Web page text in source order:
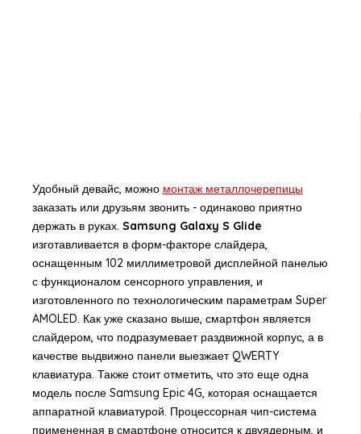
Удобный девайс, можно монтаж металлочерепицы
заказать или друзьям звонить - одинаково приятно
держать в руках. Samsung Galaxy S Glide
изготавливается в форм-факторе слайдера,
оснащенным 102 миллиметровой дисплейной панелью
с функционалом сенсорного управления, и
изготовленного по технологическим параметрам Super
AMOLED. Как уже сказано выше, смартфон является
слайдером, что подразумевает раздвижной корпус, а в
качестве выдвижно панели выезжает QWERTY
клавиатура. Также стоит отметить, что это еще одна
модель после Samsung Epic 4G, которая оснащается
аппаратной клавиатурой. Процессорная чип-система
примененная в смартфоне относится к двуядерным, и